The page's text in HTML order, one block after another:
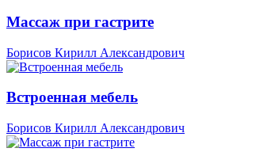
Массаж при гастрите
Борисов Кирилл Александрович
Встроенная мебель
Борисов Кирилл Александрович